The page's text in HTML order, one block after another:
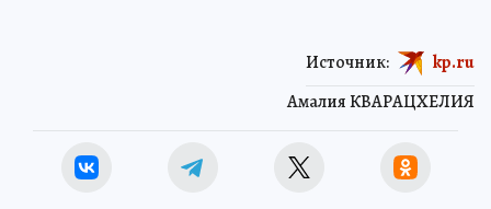
Амалия КВАРАЦХЕЛИЯ
Источник: kp.ru